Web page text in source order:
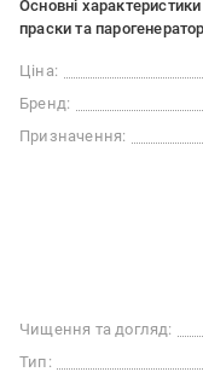
Основні
праски та
Ціна:
Бренд:
Призначення:
Чищення та догляд:
Тип: